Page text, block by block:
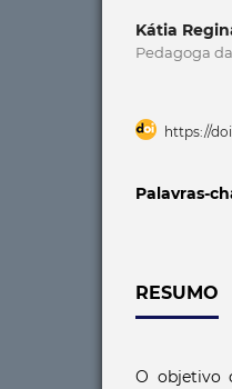
Kátia
Pedagoga
https://
Palavras-
RESUMO
O objetivo